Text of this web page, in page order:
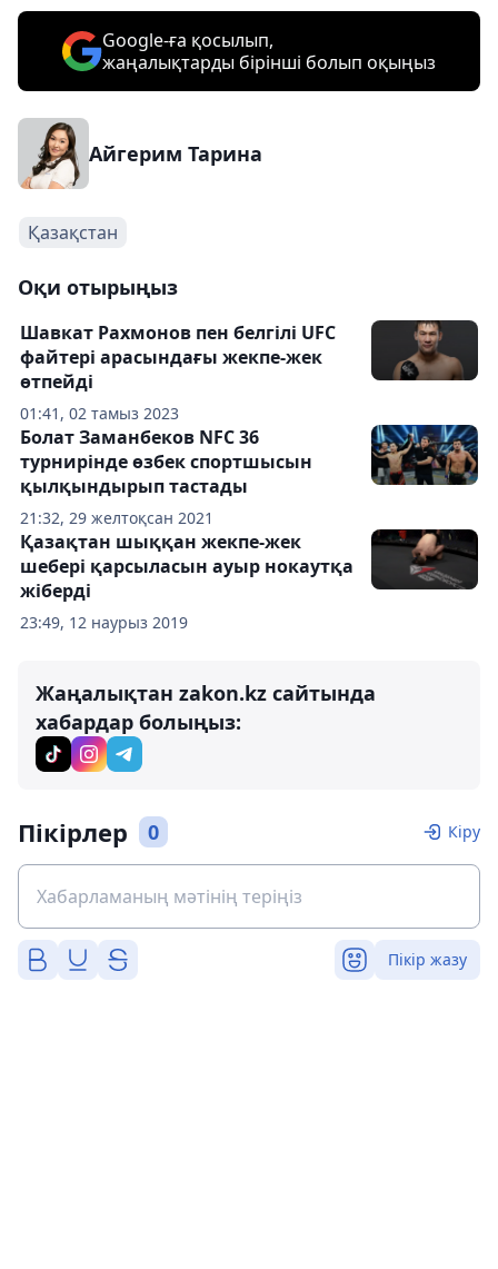
Google-ға қосылып,
жаңалықтарды бірінші болып оқыңыз
Айгерим Тарина
Қазақстан
Оқи отырыңыз
01:41, 02 тамыз 2023
Шавкат Рахмонов пен белгілі UFC
файтері арасындағы жекпе-жек
өтпейді
21:32, 29 желтоқсан 2021
Болат Заманбеков NFC 36
турнирінде өзбек спортшысын
қылқындырып тастады
23:49, 12 наурыз 2019
Қазақтан шыққан жекпе-жек
шебері қарсыласын ауыр нокаутқа
жіберді
Жаңалықтан zakon.kz сайтында
хабардар болыңыз:
Пікірлер 0 Кіру
Пікір жазу